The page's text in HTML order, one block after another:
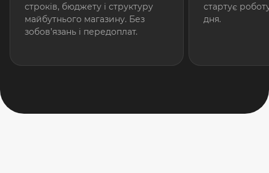
строків, бюджету і структуру
майбутнього магазину. Без
зобов’язань і передоплат.
стартує
дня.